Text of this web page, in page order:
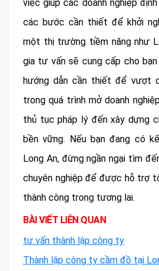
việc giúp các doanh nghiệp
các bước cần thiết để khởi
một thị trường tiềm năng như
gia tư vấn sẽ cung cấp cho
hướng dẫn cần thiết để vượt
trong quá trình mở doanh
thủ tục pháp lý đến xây dựng
bền vững. Nếu bạn đang có
Long An, đừng ngần ngại tìm
chuyên nghiệp để được hỗ trợ
thành công trong tương lai.
BÀI VIẾT LIÊN QUAN
tư vấn thành lập công ty
Thành lập công ty cầm đồ tại